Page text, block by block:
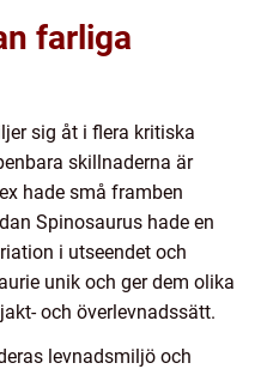
farliga
sig åt i flera kritiska
skillnaderna är
hade små framben
Spinosaurus hade en
i utseendet och
unik och ger dem olika
och överlevnadssätt.
levnadsmiljö och